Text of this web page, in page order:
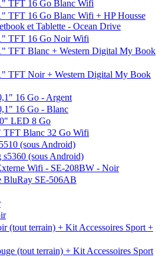
TFT 16 Go Blanc Wifi
TFT 16 Go Blanc Wifi + HP Housse
et Tablette - Ocean Drive
TFT 16 Go Noir Wifi
TFT Blanc + Western Digital My Book
TFT Noir + Western Digital My Book
16 Go - Argent
16 Go - Blanc
LED 8 Go
TFT Blanc 32 Go Wifi
(sous Android)
s5360 (sous Android)
Wifi - SE-208BW - Noir
BluRay SE-506AB
(tout terrain) + Kit Accessoires Sport +
(tout terrain) + Kit Accessoires Sport